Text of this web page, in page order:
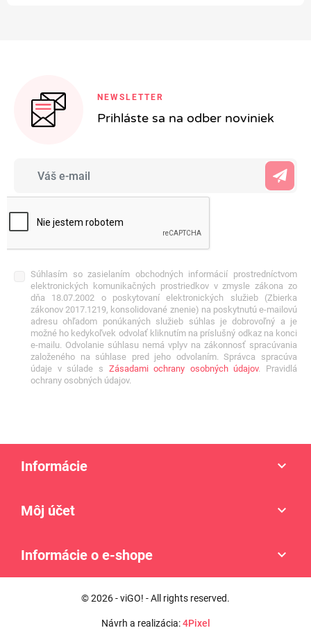
NEWSLETTER
Prihláste sa na odber noviniek
Súhlasím so zasielaním obchodných informácií prostredníctvom
elektronických komunikačných prostriedkov v zmysle zákona zo
dňa 18.07.2002 o poskytovaní elektronických služieb (Zbierka
zákonov 2017.1219, konsolidované znenie) na poskytnutú e-mailovú
adresu ohľadom ponúkaných služieb súhlas je dobrovoľný a je
možné ho kedykoľvek odvolať kliknutím na príslušný odkaz na konci
e-mailu. Odvolanie súhlasu nemá vplyv na zákonnosť spracúvania
založeného na súhlase pred jeho odvolaním. Správca spracúva
údaje v súlade s Zásadami ochrany osobných údajov. Pravidlá
ochrany osobných údajov.
Informácie 
Môj účet 
Informácie o e-shope 
© 2026 - viGO! - All rights reserved.
Návrh a realizácia:4Pixel